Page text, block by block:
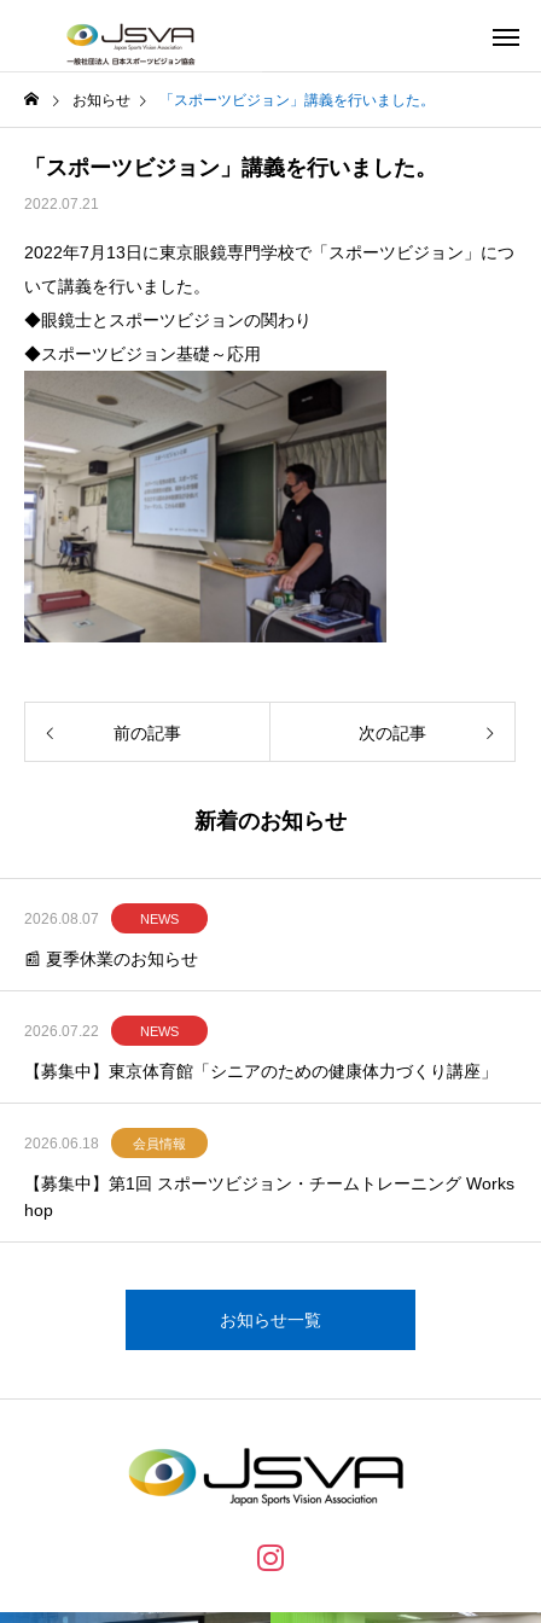
お知らせ 「スポーツビジョン」講義を行いました。
「スポーツビジョン」講義を行いました。
2022.07.21
2022年7月13日に東京眼鏡専門学校で「スポーツビジョン」につ
いて講義を行いました。
◆眼鏡士とスポーツビジョンの関わり
◆スポーツビジョン基礎～応用
前の記事 次の記事
新着のお知らせ
2026.08.07 NEWS
📰 夏季休業のお知らせ
2026.07.22 NEWS
【募集中】東京体育館「シニアのための健康体力づくり講座」
2026.06.18 会員情報
【募集中】第1回 スポーツビジョン・チームトレーニング Works
hop
お知らせ一覧